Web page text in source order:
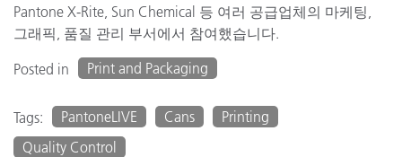
Pantone X-Rite, Sun Chemical 등 여러 공급업체의 마케팅,
그래픽, 품질 관리 부서에서 참여했습니다.
Posted in
Print and Packaging
Tags: PantoneLIVE Cans
Printing
Quality Control